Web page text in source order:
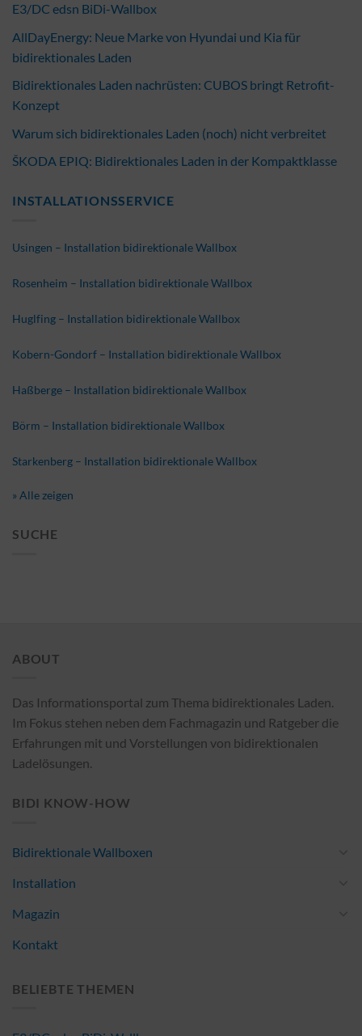
E3/DC edsn BiDi-Wallbox
AllDayEnergy: Neue Marke von Hyundai und Kia für
bidirektionales Laden
Bidirektionales Laden nachrüsten: CUBOS bringt Retrofit-
Konzept
Warum sich bidirektionales Laden (noch) nicht verbreitet
ŠKODA EPIQ: Bidirektionales Laden in der Kompaktklasse
INSTALLATIONSSERVICE
Usingen – Installation bidirektionale Wallbox
Rosenheim – Installation bidirektionale Wallbox
Huglfing – Installation bidirektionale Wallbox
Kobern-Gondorf – Installation bidirektionale Wallbox
Haßberge – Installation bidirektionale Wallbox
Börm – Installation bidirektionale Wallbox
Starkenberg – Installation bidirektionale Wallbox
» Alle zeigen
SUCHE
ABOUT
Das Informationsportal zum Thema bidirektionales Laden.
Im Fokus stehen neben dem Fachmagazin und Ratgeber die
Erfahrungen mit und Vorstellungen von bidirektionalen
Ladelösungen.
BIDI KNOW-HOW
Bidirektionale Wallboxen
Installation
Magazin
Kontakt
BELIEBTE THEMEN